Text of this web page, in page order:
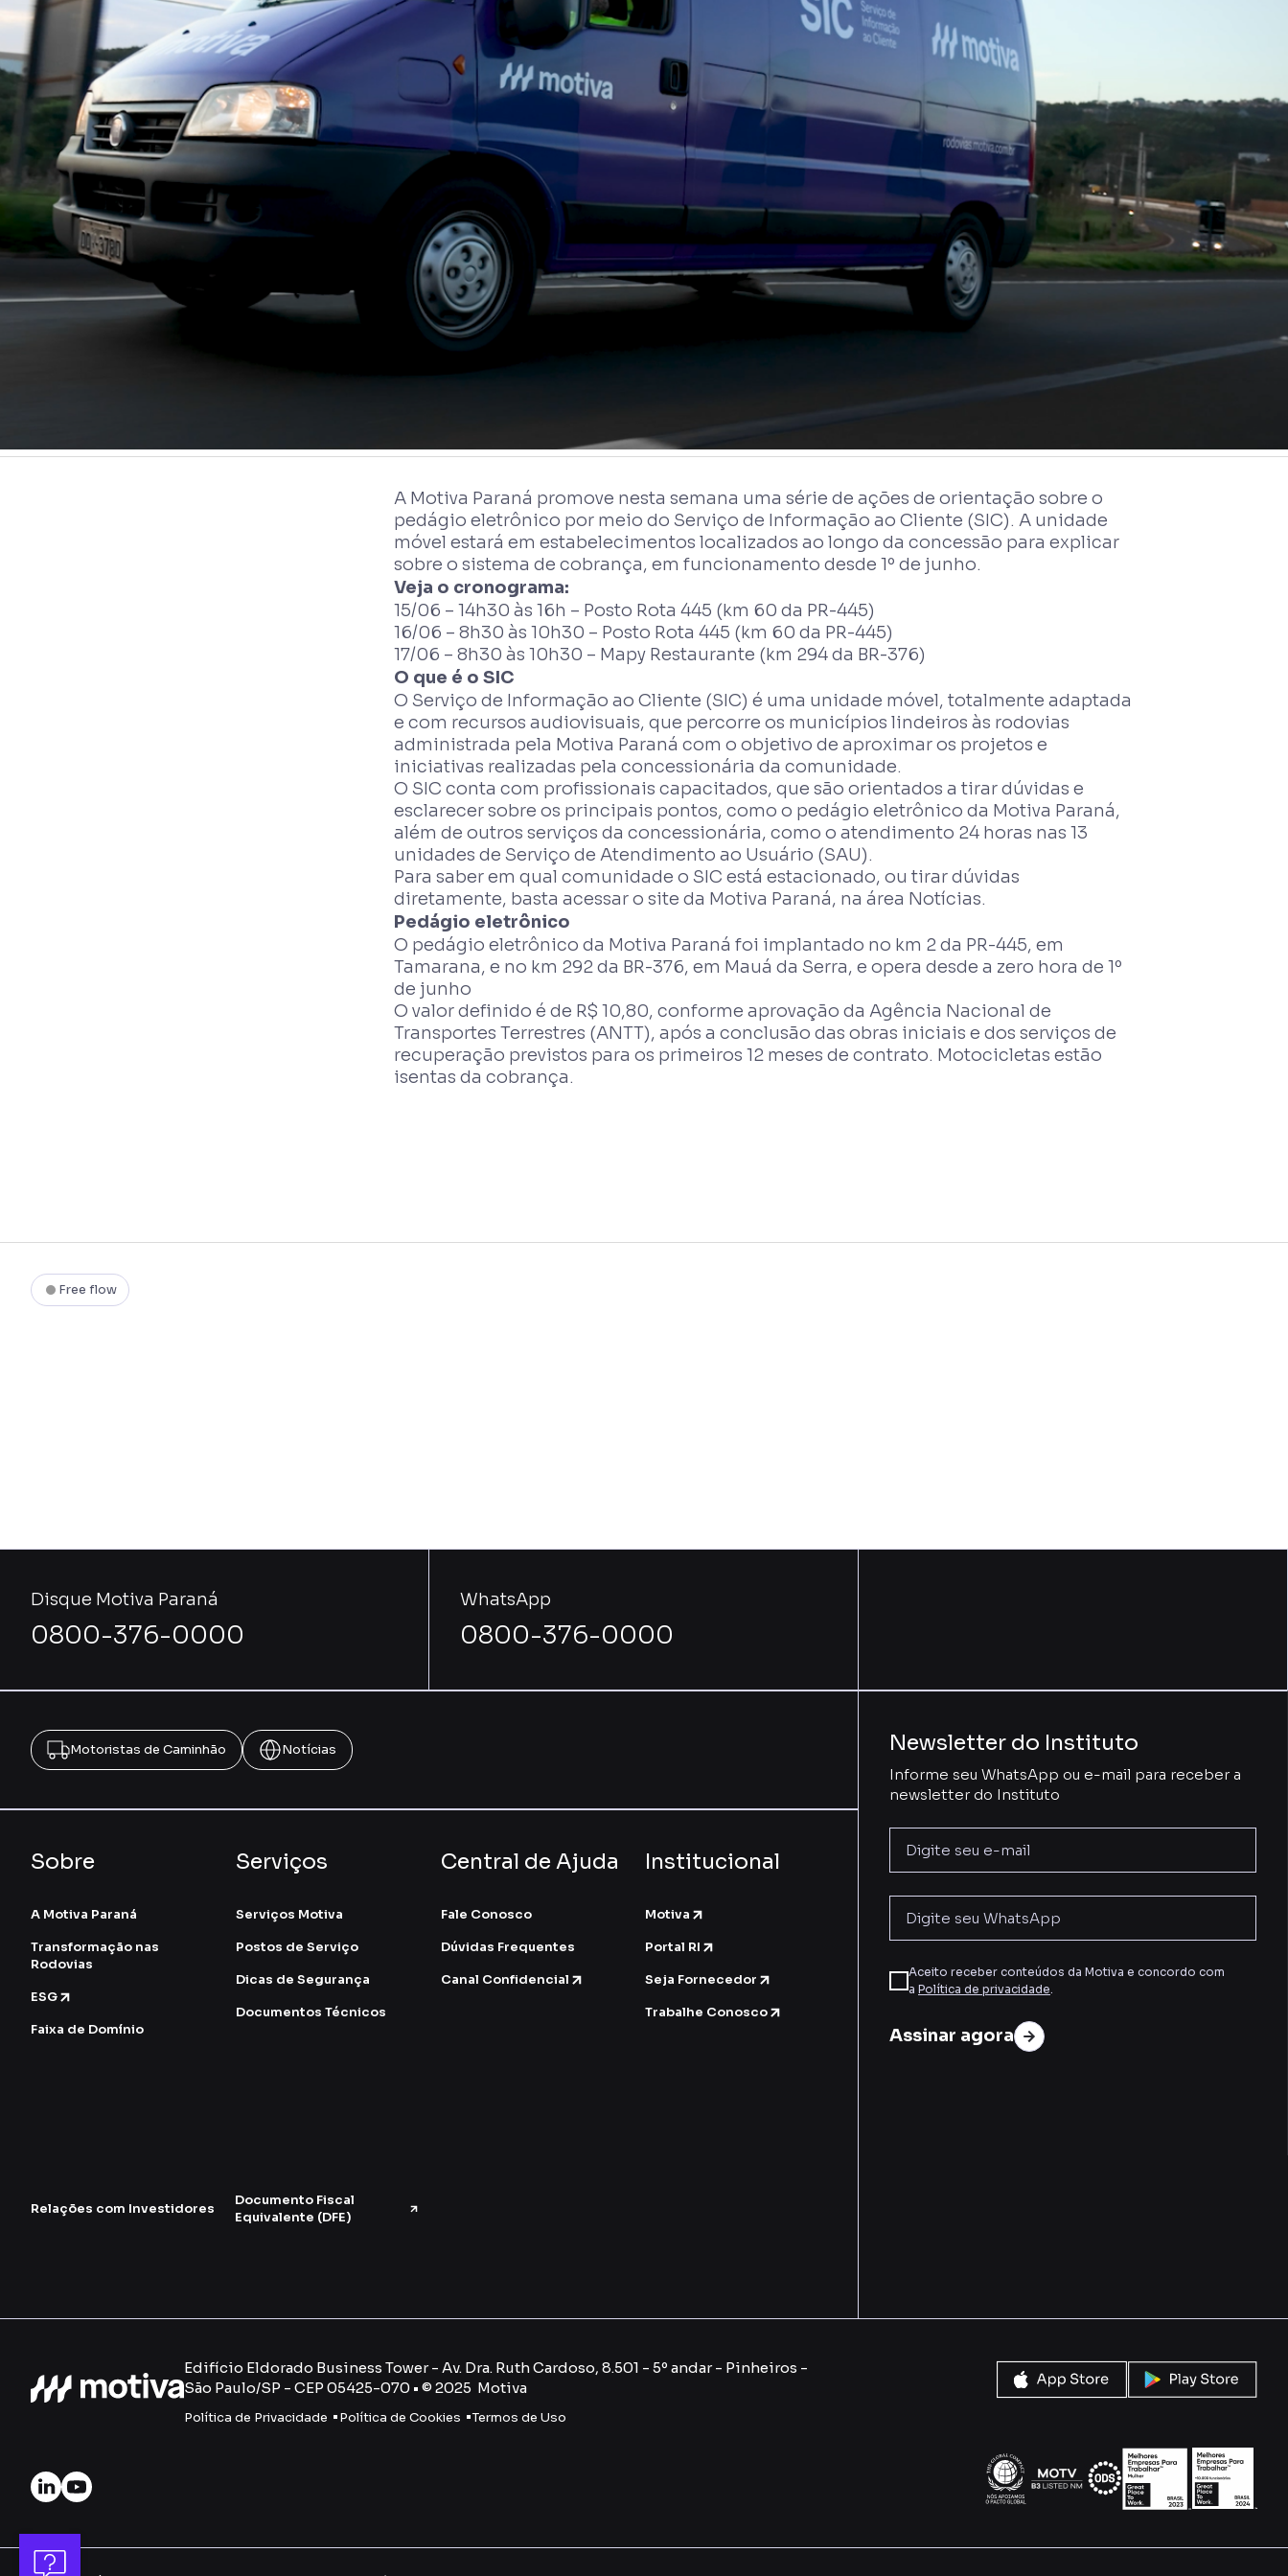
A Motiva Paraná promove nesta semana uma série de ações de orientação sobre o
pedágio eletrônico por meio do Serviço de Informação ao Cliente (SIC). A unidade
móvel estará em estabelecimentos localizados ao longo da concessão para explicar
sobre o sistema de cobrança, em funcionamento desde 1º de junho.
Veja o cronograma:
15/06 – 14h30 às 16h – Posto Rota 445 (km 60 da PR-445)
16/06 – 8h30 às 10h30 – Posto Rota 445 (km 60 da PR-445)
17/06 – 8h30 às 10h30 – Mapy Restaurante (km 294 da BR-376)
O que é o SIC
O Serviço de Informação ao Cliente (SIC) é uma unidade móvel, totalmente adaptada
e com recursos audiovisuais, que percorre os municípios lindeiros às rodovias
administrada pela Motiva Paraná com o objetivo de aproximar os projetos e
iniciativas realizadas pela concessionária da comunidade.
O SIC conta com profissionais capacitados, que são orientados a tirar dúvidas e
esclarecer sobre os principais pontos, como o pedágio eletrônico da Motiva Paraná,
além de outros serviços da concessionária, como o atendimento 24 horas nas 13
unidades de Serviço de Atendimento ao Usuário (SAU).
Para saber em qual comunidade o SIC está estacionado, ou tirar dúvidas
diretamente, basta acessar o site da Motiva Paraná, na área Notícias.
Pedágio eletrônico
O pedágio eletrônico da Motiva Paraná foi implantado no km 2 da PR-445, em
Tamarana, e no km 292 da BR-376, em Mauá da Serra, e opera desde a zero hora de 1º
de junho
O valor definido é de R$ 10,80, conforme aprovação da Agência Nacional de
Transportes Terrestres (ANTT), após a conclusão das obras iniciais e dos serviços de
recuperação previstos para os primeiros 12 meses de contrato. Motocicletas estão
isentas da cobrança.
Free flow
Disque Motiva Paraná
0800-376-0000
WhatsApp
0800-376-0000
Motoristas de Caminhão Notícias
Sobre
A Motiva Paraná
Transformação nas
Rodovias
ESG
Faixa de Domínio
Serviços
Serviços Motiva
Postos de Serviço
Dicas de Segurança
Documentos Técnicos
Central de Ajuda
Fale Conosco
Dúvidas Frequentes
Canal Confidencial
Institucional
Motiva
Portal RI
Seja Fornecedor
Trabalhe Conosco
Relações com Investidores
Documento Fiscal
Equivalente (DFE)
Newsletter do Instituto
Informe seu WhatsApp ou e-mail para receber a
newsletter do Instituto
Aceito receber conteúdos da Motiva e concordo com
a Política de privacidade
Assinar agora
Edifício Eldorado Business Tower - Av. Dra. Ruth Cardoso, 8.501 - 5º andar - Pinheiros -
São Paulo/SP - CEP 05425-070 • © 2025 Motiva
Política de Privacidade Política de Cookies Termos de Uso